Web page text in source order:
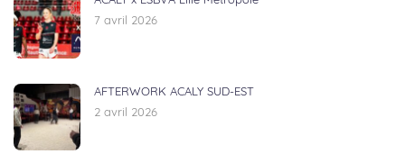
7 avril 2026
AFTERWORK ACALY SUD-EST
2 avril 2026